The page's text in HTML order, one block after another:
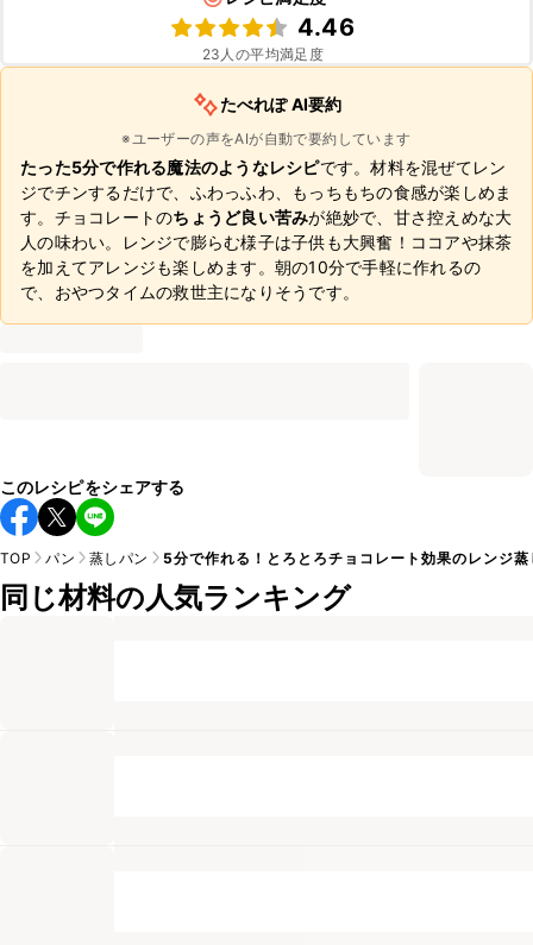
4.46
23 人の平均満足度
たべれぽ AI要約
※ユーザーの声をAIが自動で要約しています
たった5分で作れる魔法のようなレシピです。材料を混ぜてレン
ジでチンするだけで、ふわっふわ、もっちもちの食感が楽しめま
す。チョコレートのちょうど良い苦みが絶妙で、甘さ控えめな大
人の味わい。レンジで膨らむ様子は子供も大興奮！ココアや抹茶
を加えてアレンジも楽しめます。朝の10分で手軽に作れるの
で、おやつタイムの救世主になりそうです。
このレシピをシェアする
TOP パン 蒸しパン 5分で作れる！とろとろチョコレート効果のレンジ蒸
同じ材料の人気ランキング